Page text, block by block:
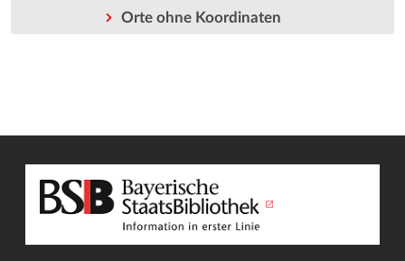
Orte ohne Koordinaten